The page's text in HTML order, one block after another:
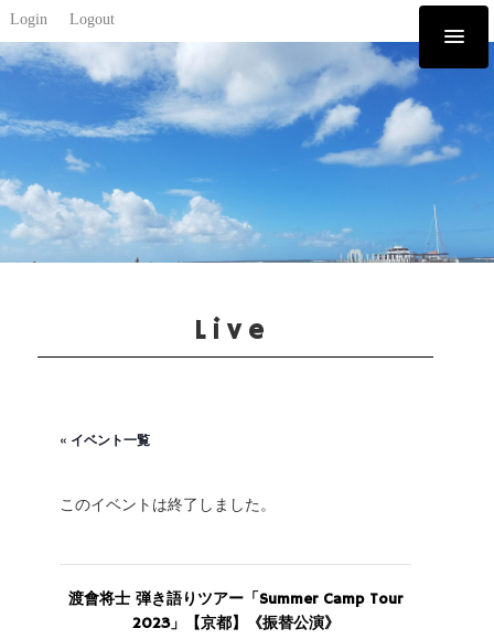
Login Logout
Live
« イベント一覧
このイベントは終了しました。
渡會将士 弾き語りツアー「Summer Camp Tour
2023」【京都】《振替公演》